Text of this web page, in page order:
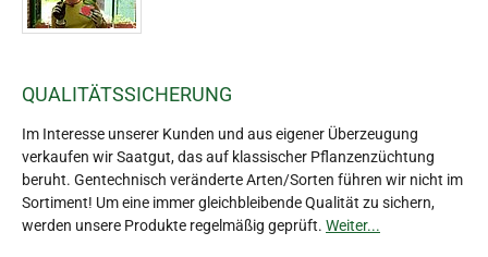
QUALITÄTSSICHERUNG
Im Interesse unserer Kunden und aus eigener Überzeugung
verkaufen wir Saatgut, das auf klassischer Pflanzenzüchtung
beruht. Gentechnisch veränderte Arten/Sorten führen wir nicht im
Sortiment! Um eine immer gleichbleibende Qualität zu sichern,
werden unsere Produkte regelmäßig geprüft. Weiter...